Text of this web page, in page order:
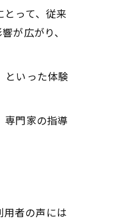
って、従来
が広がり、
といった体験
専門家の指導
者の声には